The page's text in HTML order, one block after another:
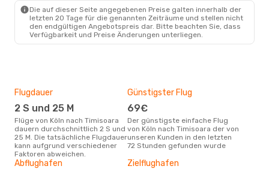
Die auf dieser Seite angegebenen Preise galten innerhalb der
letzten 20 Tage für die genannten Zeiträume und stellen nicht
den endgültigen Angebotspreis dar. Bitte beachten Sie, dass
Verfügbarkeit und Preise Änderungen unterliegen.
Flugdauer
2 S und 25 M
Flüge von Köln nach Timisoara
dauern durchschnittlich 2 S und
25 M. Die tatsächliche Flugdauer
kann aufgrund verschiedener
Faktoren abweichen.
Günstigster Flug
69€
Der günstigste einfache Flug
von Köln nach Timisoara der von
unseren Kunden in den letzten
72 Stunden gefunden wurde
Abflughafen Zielflughafen